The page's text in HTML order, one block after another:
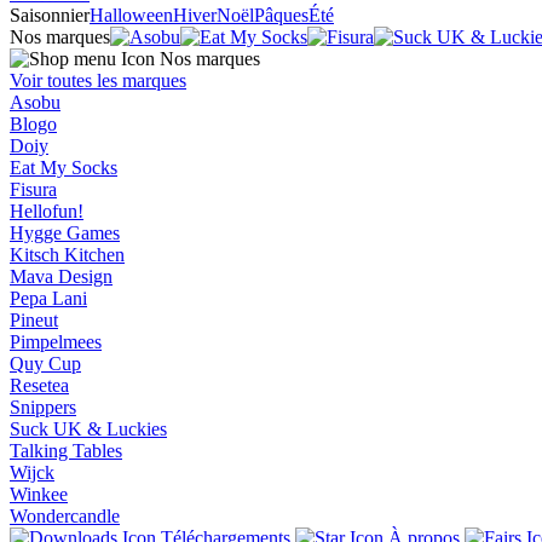
SaisonnierHalloweenHiverNoëlPâquesÉté
Nos marques
Nos marques
Voir toutes les marques
Asobu
Blogo
Doiy
Eat My Socks
Fisura
Hellofun!
Hygge Games
Kitsch Kitchen
Mava Design
Pepa Lani
Pineut
Pimpelmees
Quy Cup
Resetea
Snippers
Suck UK & Luckies
Talking Tables
Wijck
Winkee
Wondercandle